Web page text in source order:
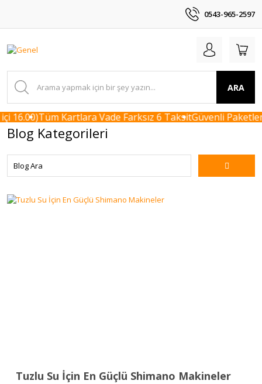
0543-965-2597
ARA
16.00)Tüm Kartlara Vade Farksız 6 TaksitGüvenli
Blog Kategorileri
Tuzlu Su İçin En Güçlü Shimano Makineler